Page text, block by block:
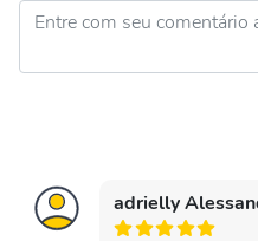
adrielly